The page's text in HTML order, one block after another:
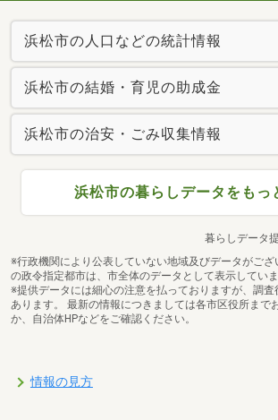
浜松市の人口などの統計情報
浜松市の結婚・育児の助成金
浜松市の治安・ごみ収集情報
浜松市の暮らしデータをもっ
暮らしデータ
※行政機関により公表していない地域及びデータがご
の政令指定都市は、市全体のデータとして表示していま
※提供データには細心の注意を払っておりますが、調
あります。 最新の情報につきましては各市区役所まで
か、自治体HPなどをご確認ください。
情報の見方